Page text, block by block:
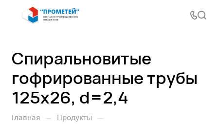
Спиральновитые
гофрированные трубы
125х26, d=2,4
Главная — Продукты —